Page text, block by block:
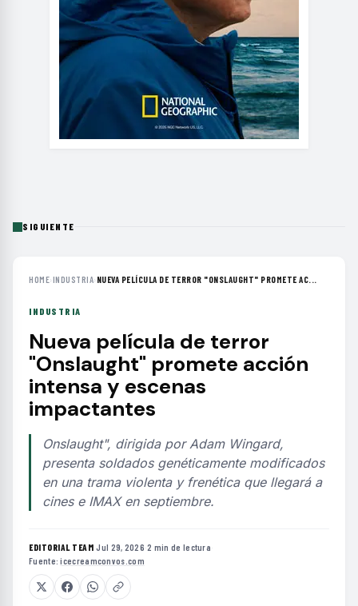
SIGUIENTE
HOME›INDUSTRIA› NUEVA PELÍCULA DE TERROR "ONSLAUGHT" PROMETE AC...
INDUSTRIA
Nueva película de terror
"Onslaught" promete acción
intensa y escenas
impactantes
Onslaught", dirigida por Adam Wingard,
presenta soldados genéticamente modificados
en una trama violenta y frenética que llegará a
cines e IMAX en septiembre.
EDITORIAL TEAM·Jul 29, 2026·2 min de lectura·
Fuente:icecreamconvos.com